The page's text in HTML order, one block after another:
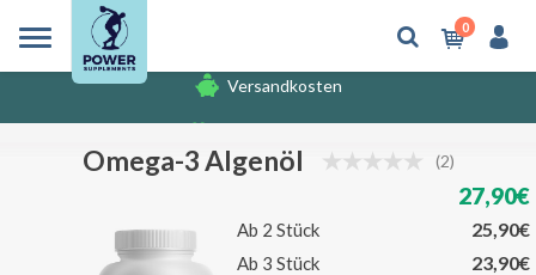
0
Versandkosten
Omega-3 Algenöl (2)
27,90€
Ab 2 Stück 25,90€
Ab 3 Stück 23,90€